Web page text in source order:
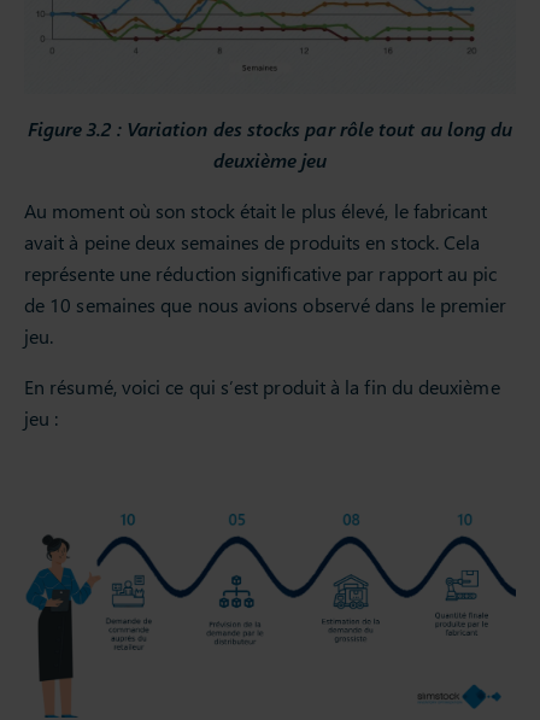
Figure 3.2 : Variation des stocks par rôle tout au long du
deuxième jeu
Au moment où son stock était le plus élevé, le fabricant
avait à peine deux semaines de produits en stock. Cela
représente une réduction significative par rapport au pic
de 10 semaines que nous avions observé dans le premier
jeu.
En résumé, voici ce qui s’est produit à la fin du deuxième
jeu :